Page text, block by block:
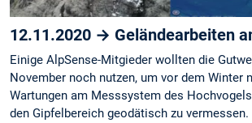
12.11.2020 → Geländearbeiten
Einige AlpSense-Mitgieder wollten die
November noch nutzen, um vor dem Winter
Wartungen am Messsystem des
den Gipfelbereich geodätisch zu